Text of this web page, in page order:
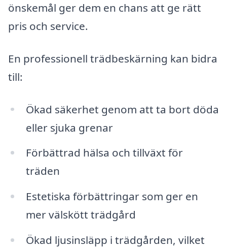
önskemål ger dem en chans att ge rätt
pris och service.
En professionell trädbeskärning kan bidra
till:
Ökad säkerhet genom att ta bort döda
eller sjuka grenar
Förbättrad hälsa och tillväxt för
träden
Estetiska förbättringar som ger en
mer välskött trädgård
Ökad ljusinsläpp i trädgården, vilket